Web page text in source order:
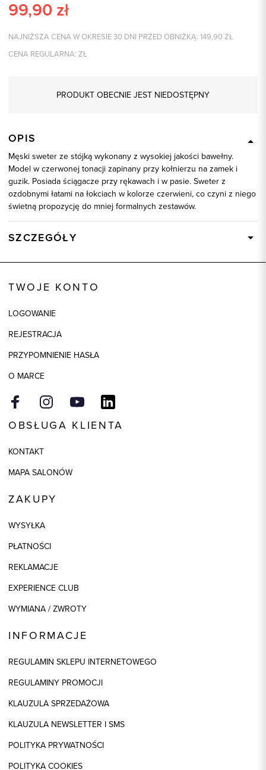
99,90 zł
NAJNIŻSZA CENA W OKRESIE 30 DNI PRZED OBNIŻKĄ: 149,90 ZŁ
CENA REGULARNA: ZŁ
PRODUKT OBECNIE JEST NIEDOSTĘPNY
OPIS
Męski sweter ze stójką wykonany z wysokiej jakości bawełny.
Model w czerwonej tonacji zapinany przy kołnierzu na zamek i
guzik. Posiada ściągacze przy rękawach i w pasie. Sweter z
ozdobnymi łatami na łokciach w kolorze czerwieni, co czyni z niego
świetną propozycję do mniej formalnych zestawów.
SZCZEGÓŁY
Kolor
TWOJE KONTO
LOGOWANIE
REJESTRACJA
PRZYPOMNIENIE HASŁA
O MARCE
OBSŁUGA KLIENTA
KONTAKT
MAPA SALONÓW
ZAKUPY
WYSYŁKA
PŁATNOŚCI
REKLAMACJE
EXPERIENCE CLUB
WYMIANA / ZWROTY
INFORMACJE
REGULAMIN SKLEPU INTERNETOWEGO
REGULAMINY PROMOCJI
KLAUZULA SPRZEDAŻOWA
KLAUZULA NEWSLETTER I SMS
POLITYKA PRYWATNOŚCI
POLITYKA COOKIES